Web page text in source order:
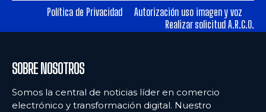
Ecommercenews
ARGENTINA
BOLIVIA
Ecommercenews
ARGENTINA
BOLIVIA
Política de Privacidad
Autorización uso imagen y voz
Realizar solicitud A.R.C.O.
SOBRE NOSOTROS
Somos la central de noticias líder en comercio
electrónico y transformación digital. Nuestro